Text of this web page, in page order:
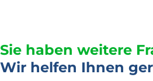
Schrauben mit
Innensechskant
Dünnschaft
Sie haben weitere
Wir helfen Ihnen